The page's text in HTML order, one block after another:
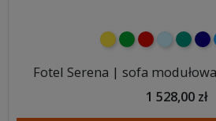
żółtyzielonyczerwony
błękitny
Fotel Serena | sofa
1 528,00 zł